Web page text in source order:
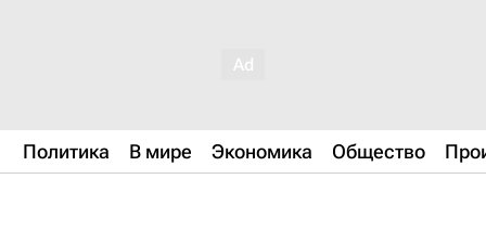
Политика В мире Экономика Общество